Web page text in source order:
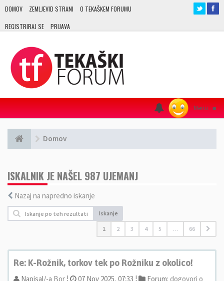
DOMOV ZEMLJEVID STRANI O TEKAŠKEM FORUMU
REGISTRIRAJ SE PRIJAVA
Menu ≡
Domov
ISKALNIK JE NAŠEL 987 UJEMANJ
Nazaj na napredno iskanje
Iskanje
1 2 3 4 5 … 66
Re: K-Rožnik, torkov tek po Rožniku z okolico!
Napisal/-a Bor ¦ 07 Nov 2025, 07:33 ¦ Forum: dogovori o